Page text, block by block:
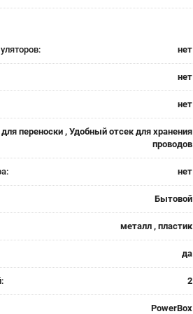
нет
нет
нет
переноски , Удобный отсек для хранения
проводов
нет
Бытовой
металл , пластик
да
2
PowerBox